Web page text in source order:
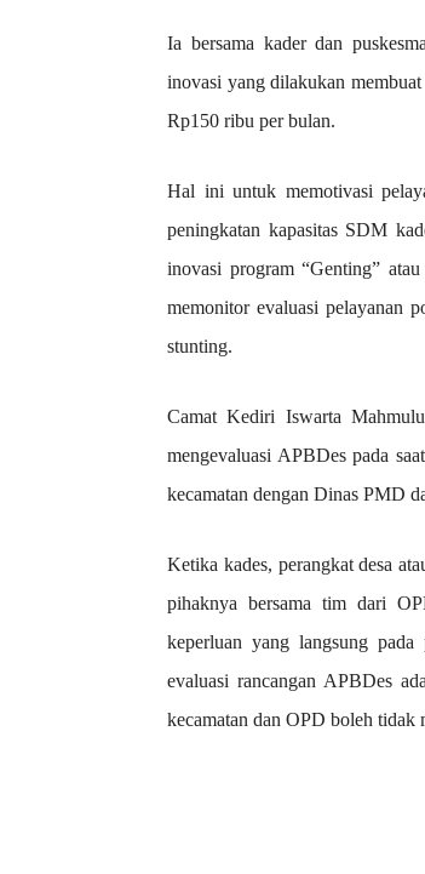
Ia bersama kader dan
inovasi yang dilakukan
Rp150 ribu per bulan.
Hal ini untuk memotivasi
peningkatan kapasitas SDM
inovasi program “Genting”
memonitor evaluasi pelayanan
stunting.
Camat Kediri Iswarta
mengevaluasi APBDes pada
kecamatan dengan Dinas PMD
Ketika kades, perangkat desa
pihaknya bersama tim dari
keperluan yang langsung
evaluasi rancangan APBDes
kecamatan dan OPD boleh tidak